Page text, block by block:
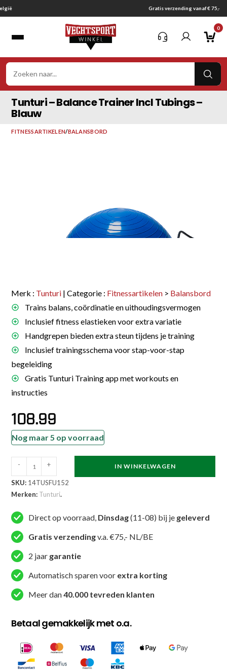
Ga
naar
Gratis verzending vanaf € 75,-
0
Tunturi – Balance Trainer Incl Tubings –
Blauw
FITNESSARTIKELEN/BALANSBORD
Merk : Tunturi | Categorie : Fitnessartikelen > Balansbord
Trains balans, coördinatie en uithoudingsvermogen
Inclusief fitness elastieken voor extra variatie
Handgrepen bieden extra steun tijdens je training
Inclusief trainingsschema voor stap-voor-stap
begeleiding
Gratis Tunturi Training app met workouts en
instructies
108.99
Nog maar 5 op voorraad
Tunturi
-
Balance
Incl
Tubings
-
Blauw
aantal
- + IN WINKELWAGEN
SKU: 14TUSFU152
Merken: Tunturi.
Direct op voorraad, Dinsdag(11-08) bij je geleverd
Gratis verzendingv.a. €75,- NL/BE
2 jaar garantie
Automatisch sparen voor extra korting
Meer dan40.000 tevreden klanten
Betaal gemakkelijk met o.a.